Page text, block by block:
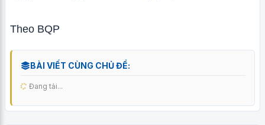
Theo BQP
BÀI VIẾT CÙNG CHỦ ĐỀ:
Đang tải...